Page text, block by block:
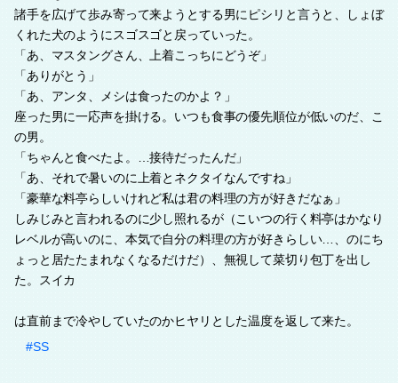
諸手を広げて歩み寄って来ようとする男にピシリと言うと、しょぼ
くれた犬のようにスゴスゴと戻っていった。
「あ、マスタングさん、上着こっちにどうぞ」
「ありがとう」
「あ、アンタ、メシは食ったのかよ？」
座った男に一応声を掛ける。いつも食事の優先順位が低いのだ、こ
の男。
「ちゃんと食べたよ。…接待だったんだ」
「あ、それで暑いのに上着とネクタイなんですね」
「豪華な料亭らしいけれど私は君の料理の方が好きだなぁ」
しみじみと言われるのに少し照れるが（こいつの行く料亭はかなり
レベルが高いのに、本気で自分の料理の方が好きらしい…、のにち
ょっと居たたまれなくなるだけだ）、無視して菜切り包丁を出し
た。スイカ
は直前まで冷やしていたのかヒヤリとした温度を返して来た。
#SS